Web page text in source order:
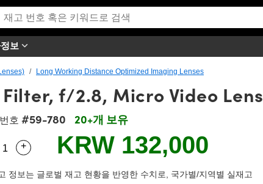
보
Long Working Distance Optimized Imaging Lenses
f/2.8, Micro Video Lens
호 #59-780 20+개 보유
Selector
Use the plus and minus buttons to adjust the quantity.
+ KRW 132,000
정보는 글로벌 재고 현황을 반영한 수치로, 국가별/지역별 실재고